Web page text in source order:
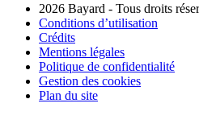
2026 Bayard - Tous droits
Conditions d’utilisation
Crédits
Mentions légales
Politique de confidentialité
Gestion des cookies
Plan du site